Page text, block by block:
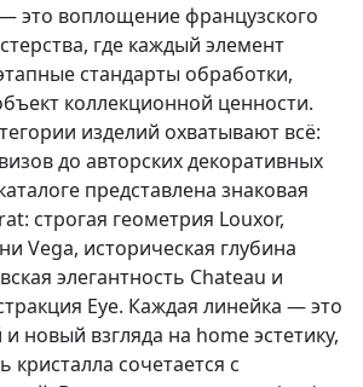
это воплощение французского
где каждый элемент
стандарты обработки,
коллекционной ценности.
изделий охватывают всё:
до авторских декоративных
представлена знаковая
строгая геометрия Louxor,
Vega, историческая глубина
элегантность Chateau и
Eye. Каждая линейка — это
новый взгляда на home эстетику,
кристалла сочетается с